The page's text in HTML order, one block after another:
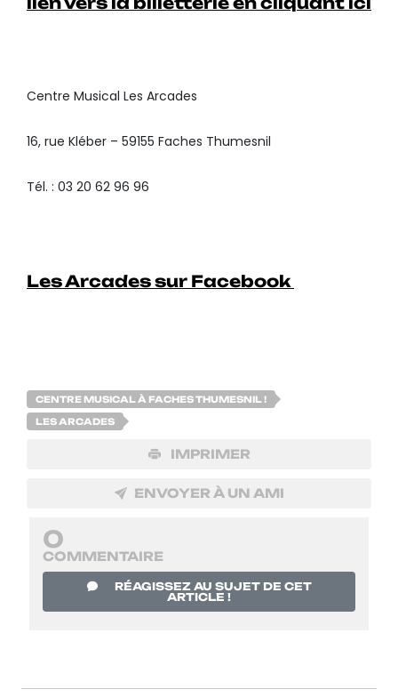
Centre Musical Les Arcades
16, rue Kléber – 59155 Faches Thumesnil
Tél. : 03 20 62 96 96
Les Arcades sur Facebook
CENTRE MUSICAL À FACHES THUMESNIL !
LES ARCADES
IMPRIMER
ENVOYER À UN AMI
0
COMMENTAIRE
RÉAGISSEZ AU SUJET DE CET
ARTICLE !